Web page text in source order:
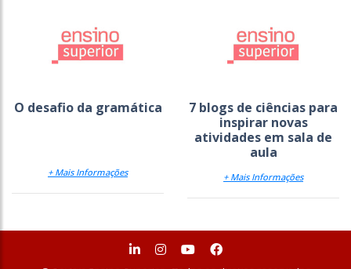
O desafio da gramática
+ Mais Informações
7 blogs de ciências para
inspirar novas
atividades em sala de
aula
+ Mais Informações